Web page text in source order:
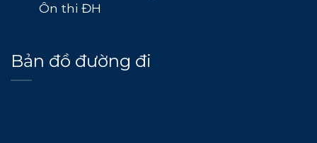
Ôn thi ĐH
Bản đồ đường đi